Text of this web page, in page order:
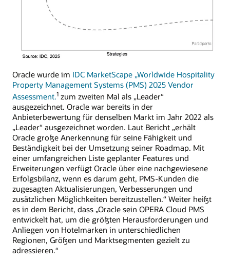
Oracle wurde im IDC MarketScape „Worldwide Hospitality
Property Management Systems (PMS) 2025 Vendor
Assessment.1 zum zweiten Mal als „Leader“
ausgezeichnet. Oracle war bereits in der
Anbieterbewertung für denselben Markt im Jahr 2022 als
„Leader“ ausgezeichnet worden. Laut Bericht „erhält
Oracle große Anerkennung für seine Fähigkeit und
Beständigkeit bei der Umsetzung seiner Roadmap. Mit
einer umfangreichen Liste geplanter Features und
Erweiterungen verfügt Oracle über eine nachgewiesene
Erfolgsbilanz, wenn es darum geht, PMS-Kunden die
zugesagten Aktualisierungen, Verbesserungen und
zusätzlichen Möglichkeiten bereitzustellen.“ Weiter heißt
es in dem Bericht, dass „Oracle sein OPERA Cloud PMS
entwickelt hat, um die größten Herausforderungen und
Anliegen von Hotelmarken in unterschiedlichen
Regionen, Größen und Marktsegmenten gezielt zu
adressieren.“